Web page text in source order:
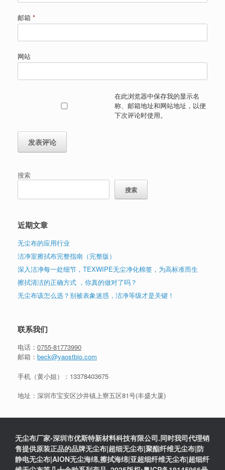
邮箱 *
网站
在此浏览器中保存我的显示名
称、邮箱地址和网站地址，以便
下次评论时使用。
搜索
搜索
近期文章
无尘布的应用行业
洁净室擦拭布完整指南（完整版）
深入洁净每一处细节，TEXWIPE无尘净化棉签，为高标准而生
擦拭清洁的正确方式 ，你真的做对了吗？
无尘布该怎么选？别被表象迷惑，洁净等级才是关键！
联系我们
电话： 0755-81773990
邮箱： beck@yaostbio.com
手机（黄小姐）： 13378403675
地址：深圳市宝安区沙井镇上寮五区81号(丰盛大厦)
无尘布厂家-深圳市优斯特新材料科技有限公司.同时我司代理销
售提供原装正品的品牌无尘布|超细无尘布|聚酯纤维无尘布|防
静电无尘布|AION无尘海绵,擦拭海绵|亚超细纤维无尘布|超细纤